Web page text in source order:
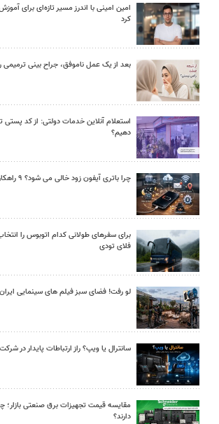
امین امینی با اندرز مسیر تازه‌ای برای
کرد
بعد از یک عمل ناموفق، جراح بینی ترمیمی
استعلام آنلاین خدمات دولتی: از کد پستی
دهیم؟
چرا باتری آیفون زود خالی می شود؟ ۹ راهکار واقعی
برای سفرهای طولانی کدام اتوبوس را
فلای تودی
لو رفت! فضای سبز فیلم های سینمایی
سانترال یا ویپ؟ راز ارتباطات پایدار در
مقایسه قیمت تجهیزات برق صنعتی بازار؛
دارند؟